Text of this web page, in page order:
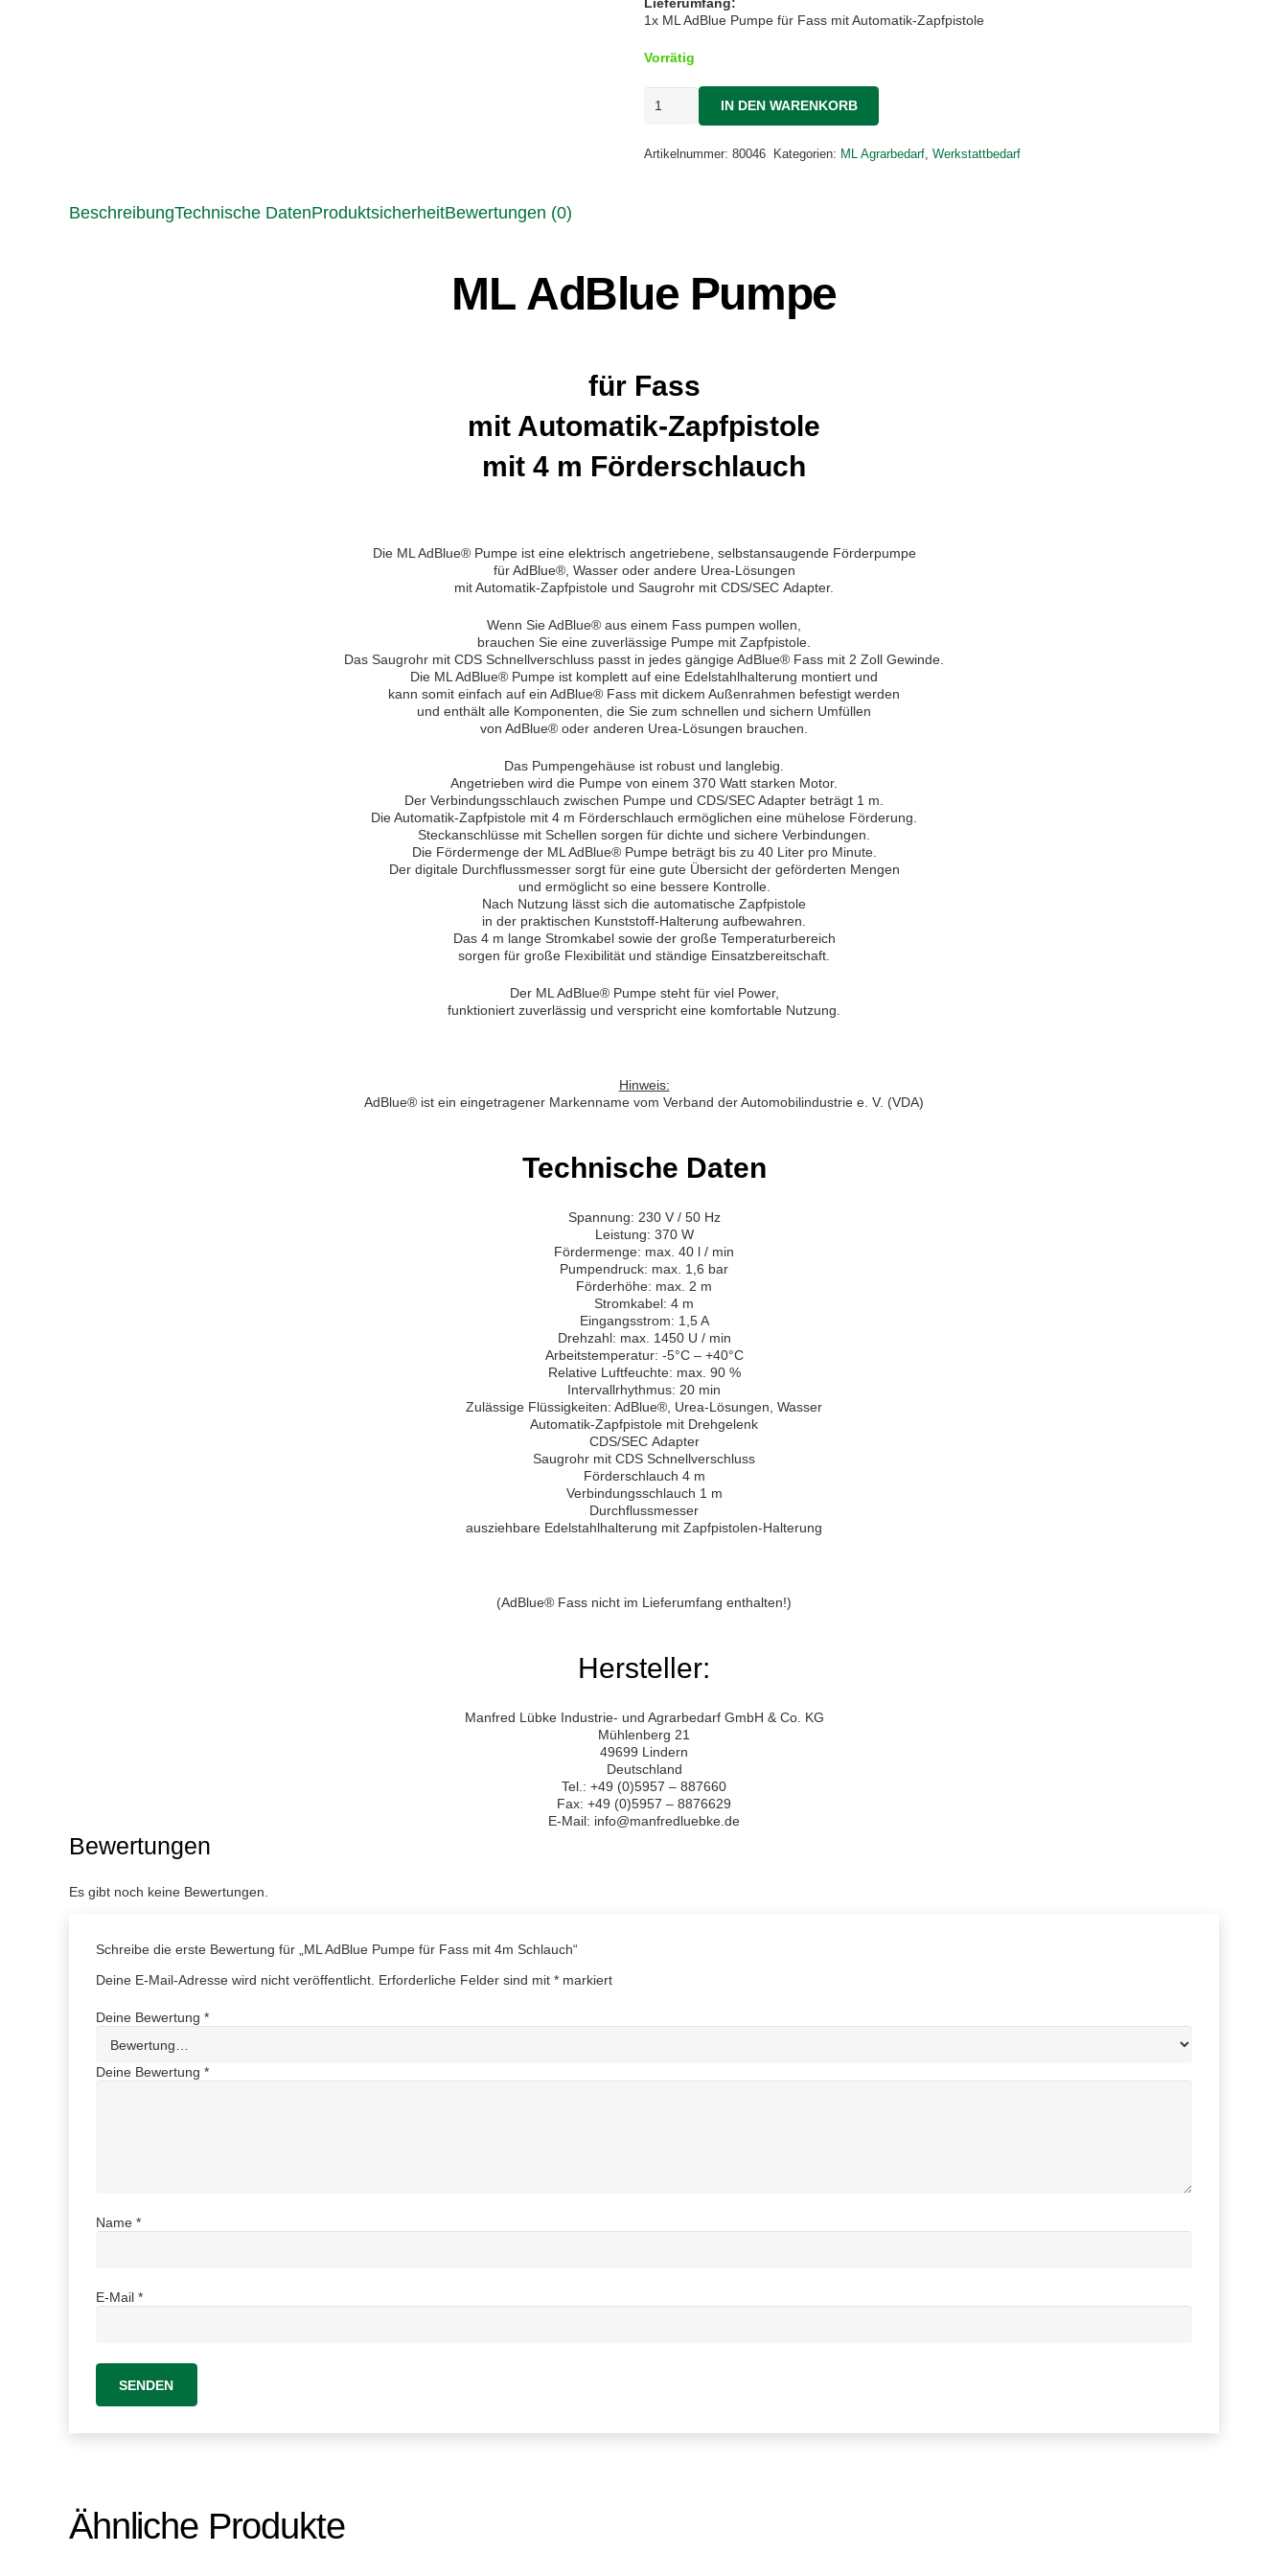
1x ML AdBlue Pumpe für Fass mit Automatik-Zapfpistole
Vorrätig
AdBlue
für
IN DEN WARENKORB
Artikelnummer: 80046 Kategorien: ML Agrarbedarf,Werkstattbedarf
BeschreibungTechnische DatenProduktsicherheitBewertungen (0)
ML AdBlue Pumpe
für Fass
mit Automatik-Zapfpisto le
mit 4 m Förderschlauch
Die ML AdBlue® Pumpe ist eine elektrisch angetriebene, selbstansaugende Förderpumpe
für AdBlue®, Wasser oder andere Urea-Lösungen
mit Automatik-Zapfpistole und Saugrohr mit CDS/SEC Adapter.
Wenn Sie AdBlue® aus einem Fass pumpen wollen,
brauchen Sie eine zuverlässige Pumpe mit Zapfpistole.
Das Saugrohr mit CDS Schnellverschluss passt in jedes gängige AdBlue® Fass mit 2 Zoll Gewinde.
Die ML AdBlue® Pumpe ist komplett auf eine Edelstahlhalterung montiert und
kann somit einfach auf ein AdBlue® Fass mit dickem Außenrahmen befestigt werden
und enthält alle Komponenten, die Sie zum schnellen und sichern Umfüllen
von AdBlue® oder anderen Urea-Lösungen brauchen.
Das Pumpengehäuse ist robust und langlebig.
Angetrieben wird die Pumpe von einem 370 Watt starken Motor.
Der Verbindungsschlauch zwischen Pumpe und CDS/SEC Adapter beträgt 1 m.
Die Automatik-Zapfpistole mit 4 m Förderschlauch ermöglichen eine mühelose Förderung.
Steckanschlüsse mit Schellen sorgen für dichte und sichere Verbindungen.
Die Fördermenge der ML AdBlue® Pumpe beträgt bis zu 40 Liter pro Minute.
Der digitale Durchflussmesser sorgt für eine gute Übersicht der geförderten Mengen
und ermöglicht so eine bessere Kontrolle.
Nach Nutzung lässt sich die automatische Zapfpistole
in der praktischen Kunststoff-Halterung aufbewahren.
Das 4 m lange Stromkabel sowie der große Temperaturbereich
sorgen für große Flexibilität und ständige Einsatzbereitschaft.
Der ML AdBlue® Pumpe steht für viel Power,
funktioniert zuverlässig und verspricht eine komfortable Nutzung.
Hinweis:
AdBlue® ist ein eingetragener Markenname vom Verband der Automobilindustrie e. V. (VDA)
Technische Daten
Spannung: 230 V / 50 Hz
Leistung: 370 W
Fördermenge: max. 40 l / min
Pumpendruck: max. 1,6 bar
Förderhöhe: max. 2 m
Stromkabel: 4 m
Eingangsstrom: 1,5 A
Drehzahl: max. 1450 U / min
Arbeitstemperatur: -5°C – +40°C
Relative Luftfeuchte: max. 90 %
Intervallrhythmus: 20 min
Zulässige Flüssigkeiten: AdBlue®, Urea-Lösungen, Wasser
Automatik-Zapfpistole mit Drehgelenk
CDS/SEC Adapter
Saugrohr mit CDS Schnellverschluss
Förderschlauch 4 m
Verbindungsschlauch 1 m
Durchflussmesser
ausziehbare Edelstahlhalterung mit Zapfpistolen-Halterung
(AdBlue® Fass nicht im Lieferumfang enthalten!)
Hersteller:
Manfred Lübke Industrie- und Agrarbedarf GmbH & Co. KG
Mühlenberg 21
49699 Lindern
Deutschland
Tel.: +49 (0)5957 – 887660
Fax: +49 (0)5957 – 8876629
E-Mail: info@manfredluebke.de
Bewertungen
Es gibt noch keine Bewertungen.
Schreibe die erste Bewertung für „ML AdBlue Pumpe für Fass mit 4m Schlauch“
Deine E-Mail-Adresse wird nicht veröffentlicht. Erforderliche Felder sind mit * markiert
Deine Bewertung *
Deine Bewertung *
Name *
E-Mail *
Ähnliche Produkte